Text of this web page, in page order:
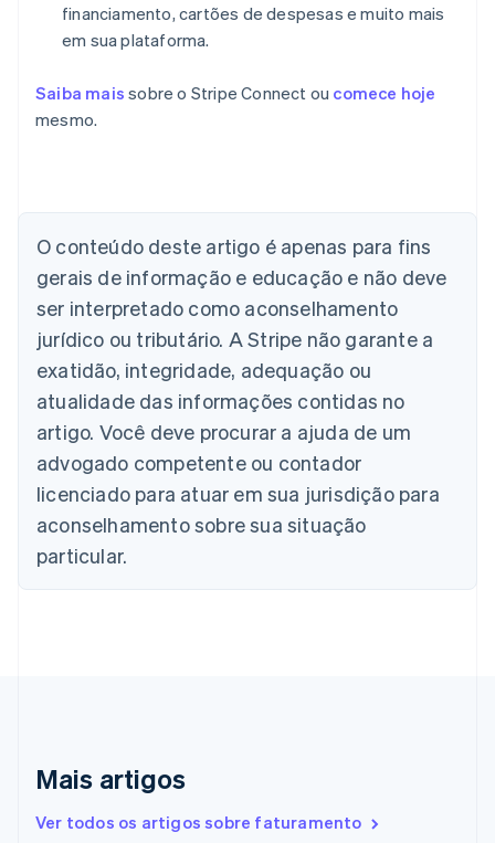
financiamento, cartões de despesas e muito mais
em sua plataforma.
Saiba mais sobre o Stripe Connect ou comece hoje
mesmo.
O conteúdo deste artigo é apenas para fins
gerais de informação e educação e não deve
ser interpretado como aconselhamento
jurídico ou tributário. A Stripe não garante a
exatidão, integridade, adequação ou
atualidade das informações contidas no
artigo. Você deve procurar a ajuda de um
advogado competente ou contador
licenciado para atuar em sua jurisdição para
aconselhamento sobre sua situação
particular.
Mais artigos
Ver todos os artigos sobre faturamento
Austrália
Áustria
DeutschEnglish
Bélgica
English
Brasil
Português English
Bulgária
English
Canadá
English Français
China continental
简体中文 English
Chipre
Croácia
Eslovênia
Espanha